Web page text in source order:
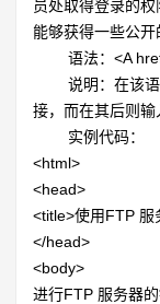
员处取得登录的
能够获得一些公开
语法： <A
说明：在该语
接，而在其后则输
实例代码：
<html>
<head>
<title>使用FTP 服
</head>
<body>
进行FTP 服务器的